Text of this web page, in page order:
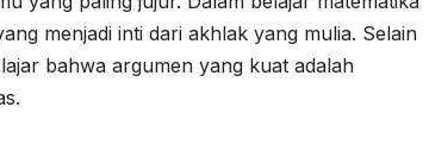
menjadi inti dari akhlak yang mulia. Selain
bahwa argumen yang kuat adalah